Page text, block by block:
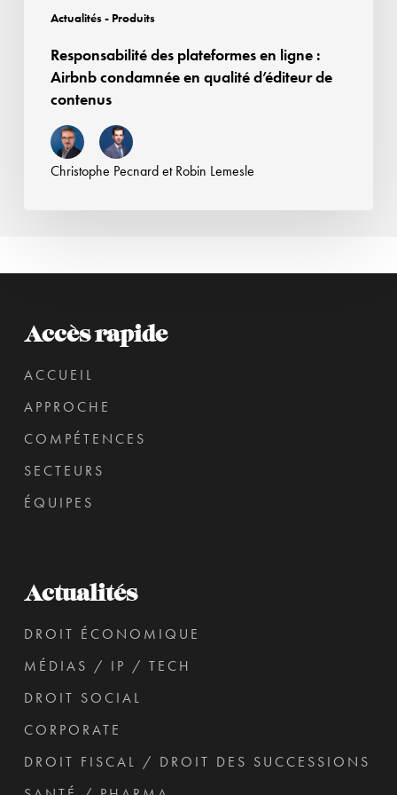
Actualités - Produits
d’éditeur
contenusResponsabilité des plateformes en ligne :
Airbnb condamnée en qualité d’éditeur de
contenus
Christophe PecnardetRobin Lemesle
Accès rapide
ACCUEIL
APPROCHE
COMPÉTENCES
SECTEURS
ÉQUIPES
Actualités
DROIT ÉCONOMIQUE
MÉDIAS / IP / TECH
DROIT SOCIAL
CORPORATE
DROIT FISCAL / DROIT DES SUCCESSIONS